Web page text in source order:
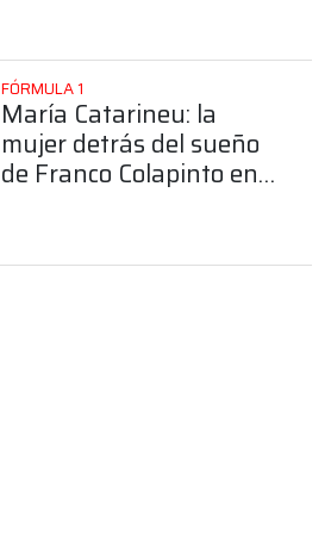
FÓRMULA 1
María Catarineu: la
mujer detrás del sueño
de Franco Colapinto en